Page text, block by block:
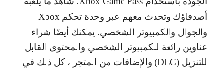
أصدقاؤك وتحدث معهم عبر وحدة تحكم Xbox
والجوال والكمبيوتر الشخصي. يمكنك أيضًا شراء
عناوين رائعة للكمبيوتر الشخصي والمحتوى القابل
للتنزيل (DLC) والإضافات من المتجر ، كل ذلك في